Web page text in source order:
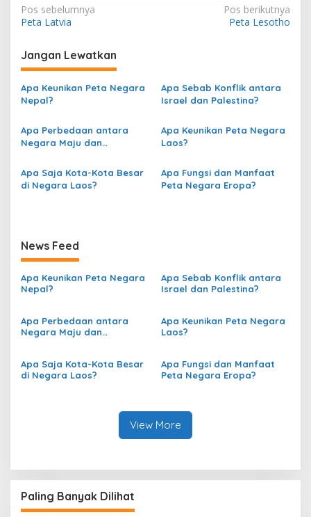
N
a
v
i
g
a
s
i
p
o
Pos sebelumnya
Peta Latvia
Pos berikutnya
Peta Lesotho
Jangan Lewatkan
Apa Keunikan Peta Negara
Nepal?
Apa Sebab Konflik antara
Israel dan Palestina?
Apa Perbedaan antara
Negara Maju dan
Peta?
Apa Keunikan Peta Negara
Laos?
Apa Saja Kota-Kota Besar
di Negara Laos?
Apa Fungsi dan Manfaat
Peta Negara Eropa?
News Feed
Apa Keunikan Peta Negara
Nepal?
Apa Sebab Konflik antara
Israel dan Palestina?
Apa Perbedaan antara
Negara Maju dan
Apa Keunikan Peta Negara
Laos?
Apa Saja Kota-Kota Besar
di Negara Laos?
Apa Fungsi dan Manfaat
Peta Negara Eropa?
View More
Paling Banyak Dilihat